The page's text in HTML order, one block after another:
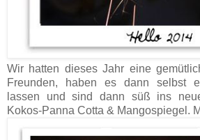
Wir hatten dieses Jahr eine
Freunden, haben es dann selbst
lassen und sind dann süß ins
Kokos-Panna Cotta & Mangospiegel.